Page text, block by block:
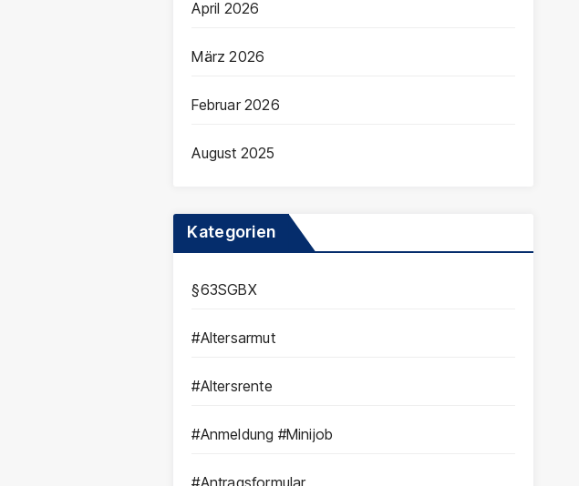
April 2026
März 2026
Februar 2026
August 2025
Kategorien
§63SGBX
#Altersarmut
#Altersrente
#Anmeldung #Minijob
#Antragsformular